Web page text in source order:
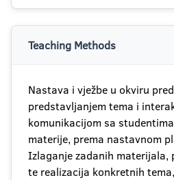
Teaching Methods
Nastava i vježbe u okviru
predstavljanjem tema i
komunikacijom sa
materije, prema nastavnom
Izlaganje zadanih materijala,
te realizacija konkretnih